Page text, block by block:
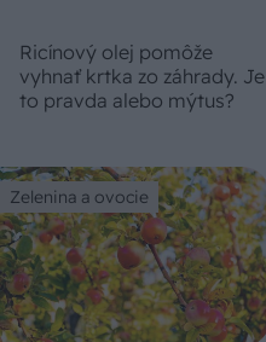
Ricínový olej pomôže
vyhnať krtka zo záhrady. Je
to pravda alebo mýtus?
Zelenina a ovocie